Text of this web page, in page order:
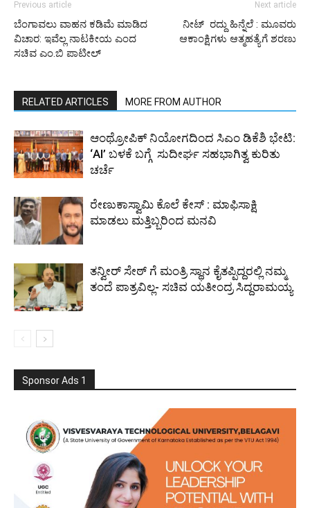
Previous article
ಬೆಂಗಾವಲು ವಾಹನ ಕಡಿಮೆ ಮಾಡಿದ
ವಿಚಾರ: ಇವೆಲ್ಲ ನಾಟಕೀಯ ಎಂದ
ಸಚಿವ ಎಂ.ಬಿ ಪಾಟೀಲ್
Next article
ನೀಟ್ ರದ್ದು ಹಿನ್ನೆಲೆ : ಮೂವರು
ಆಕಾಂಕ್ಷಿಗಳು ಆತ್ಮಹತ್ಯೆಗೆ ಶರಣು
RELATED ARTICLES MORE FROM AUTHOR
ಆಂಥ್ರೋಪಿಕ್ ನಿಯೋಗದಿಂದ ಸಿಎಂ ಡಿಕೆಶಿ ಭೇಟಿ:
‘AI’ ಬಳಕೆ ಬಗ್ಗೆ ಸುದೀರ್ಘ ಸಹಭಾಗಿತ್ವ ಕುರಿತು
ಚರ್ಚೆ
ರೇಣುಕಾಸ್ವಾಮಿ ಕೊಲೆ ಕೇಸ್ : ಮಾಫಿಸಾಕ್ಷಿ
ಮಾಡಲು ಮತ್ತಿಬ್ಬರಿಂದ ಮನವಿ
ತನ್ವೀರ್ ಸೇಠ್ ಗೆ ಮಂತ್ರಿ ಸ್ಥಾನ ಕೈತಪ್ಪಿದ್ದರಲ್ಲಿ ನಮ್ಮ
ತಂದೆ ಪಾತ್ರವಿಲ್ಲ- ಸಚಿವ ಯತೀಂದ್ರ ಸಿದ್ದರಾಮಯ್ಯ
Sponsor Ads 1